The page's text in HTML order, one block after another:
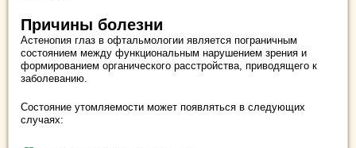
Причины болезни
Астенопия глаз в офтальмологии является пограничным
состоянием между функциональным нарушением зрения и
формированием органического расстройства, приводящего к
заболеванию.
Состояние утомляемости может появляться в следующих
случаях: